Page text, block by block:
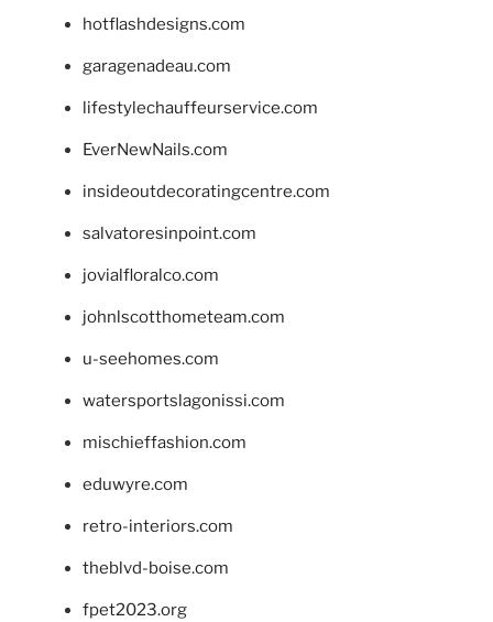
hotflashdesigns.com
garagenadeau.com
lifestylechauffeurservice.com
EverNewNails.com
insideoutdecoratingcentre.com
salvatoresinpoint.com
jovialfloralco.com
johnlscotthometeam.com
u-seehomes.com
watersportslagonissi.com
mischieffashion.com
eduwyre.com
retro-interiors.com
theblvd-boise.com
fpet2023.org